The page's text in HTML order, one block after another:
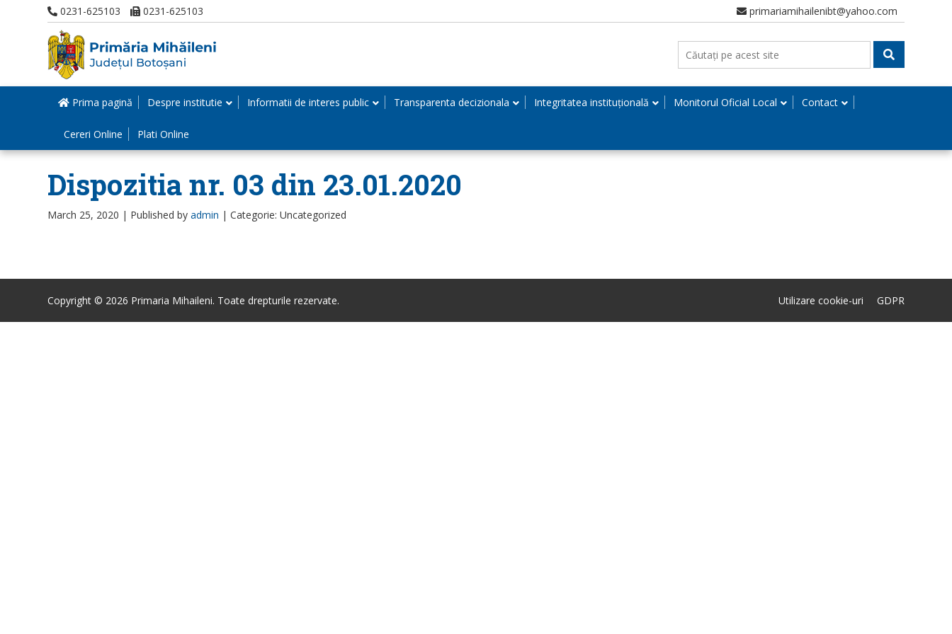
0231-625103 0231-625103 primariamihailenibt@yahoo.com
Prima pagină Despre institutie Informatii de interes public Transparenta decizionala Integritatea instituțională Monitorul Oficial Local Contact
Cereri Online Plati Online
Dispozitia nr. 03 din 23.01.2020
March 25, 2020 | Published by admin | Categorie: Uncategorized
Copyright © 2026 Primaria Mihaileni. Toate drepturile rezervate. Utilizare cookie-uri GDPR